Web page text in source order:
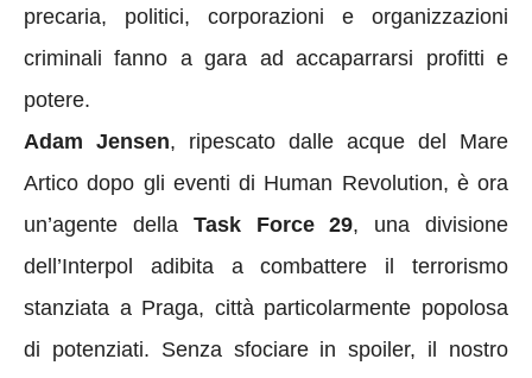
precaria, politici, corporazioni e organizzazioni
criminali fanno a gara ad accaparrarsi profitti e
potere.
Adam Jensen, ripescato dalle acque del Mare
Artico dopo gli eventi di Human Revolution, è ora
un’agente della Task Force 29, una divisione
dell’Interpol adibita a combattere il terrorismo
stanziata a Praga, città particolarmente popolosa
di potenziati. Senza sfociare in spoiler, il nostro